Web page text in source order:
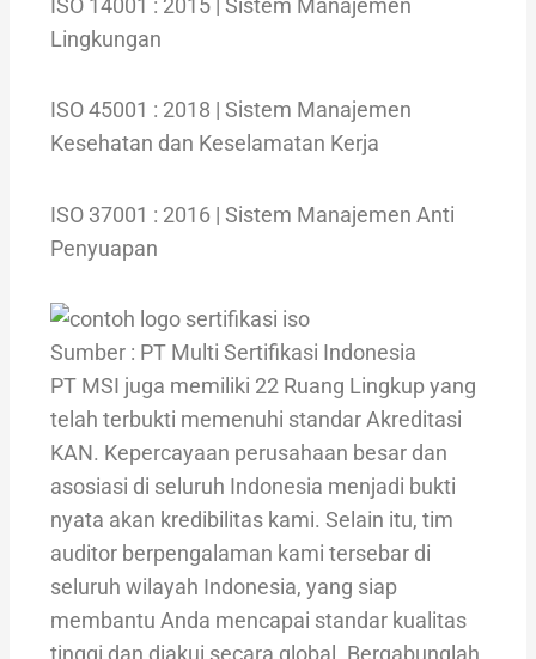
ISO 14001 : 2015 | Sistem Manajemen
Lingkungan
ISO 45001 : 2018 | Sistem Manajemen
Kesehatan dan Keselamatan Kerja
ISO 37001 : 2016 | Sistem Manajemen Anti
Penyuapan
Sumber : PT Multi Sertifikasi Indonesia
PT MSI juga memiliki 22 Ruang Lingkup yang
telah terbukti memenuhi standar Akreditasi
KAN. Kepercayaan perusahaan besar dan
asosiasi di seluruh Indonesia menjadi bukti
nyata akan kredibilitas kami. Selain itu, tim
auditor berpengalaman kami tersebar di
seluruh wilayah Indonesia, yang siap
membantu Anda mencapai standar kualitas